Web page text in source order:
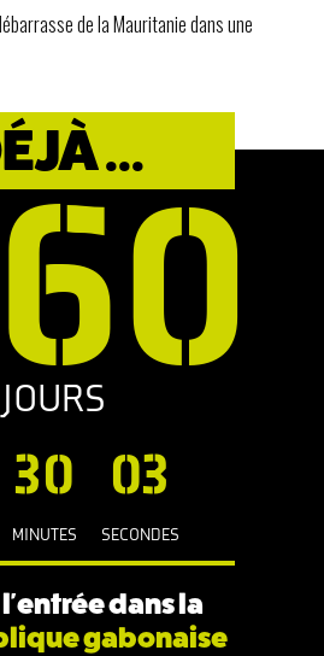
de la Mauritanie dans une
...
JOURS
30
MINUTES
03
SECONDES
dans la
gabonaise